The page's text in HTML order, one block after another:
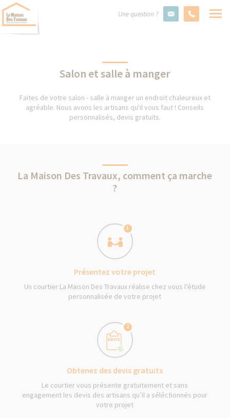
Une question ?
Salon et salle à manger
Faites de votre salon - salle à manger un endroit chaleureux et
agréable. Nous avons les artisans qu'il vous faut ! Conseils
personnalisés, devis gratuits.
La Maison Des Travaux, comment ça marche
?
1
Présentez votre projet
Un courtier La Maison Des Travaux réalise chez vous l’étude
personnalisée de votre projet
2
Obtenez des devis gratuits
Le courtier vous présente gratuitement et sans
engagement les devis des artisans qu’il a séléctionnés pour
votre projet